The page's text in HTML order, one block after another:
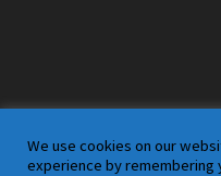
We use cookies on our
experience by